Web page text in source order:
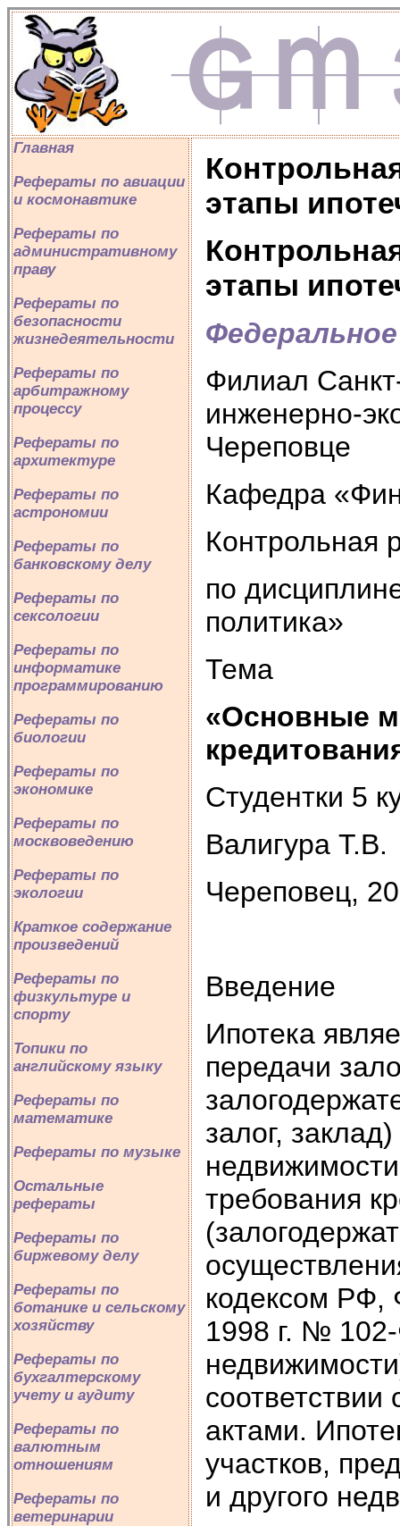
Главная
Рефераты по авиации
и космонавтике
Рефераты по
административному
праву
Рефераты по
безопасности
жизнедеятельности
Рефераты по
арбитражному
процессу
Рефераты по
архитектуре
Рефераты по
астрономии
Рефераты по
банковскому делу
Рефераты по
сексологии
Рефераты по
информатике
программированию
Рефераты по
биологии
Рефераты по
экономике
Рефераты по
москвоведению
Рефераты по
экологии
Краткое содержание
произведений
Рефераты по
физкультуре и
спорту
Топики по
английскому языку
Рефераты по
математике
Рефераты по музыке
Остальные
рефераты
Рефераты по
биржевому делу
Рефераты по
ботанике и сельскому
хозяйству
Рефераты по
бухгалтерскому
учету и аудиту
Рефераты по
валютным
отношениям
Рефераты по
ветеринарии
этапы
этапы
Филиал
инженерно-
Череповце
Кафедра
Контрольная
по
политика»
Тема
«Основные
Студентки 5
Валигура Т.В.
Череповец,
Введение
Ипотека
передачи
залог,
требования
кодексом РФ,
1998 г. №
актами.
участков,
и другого